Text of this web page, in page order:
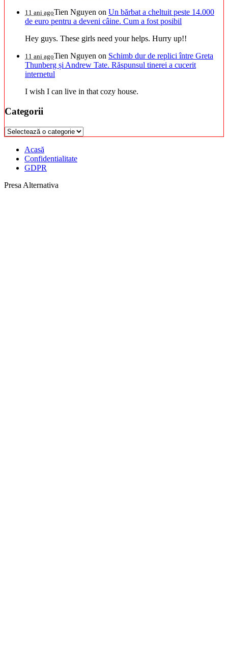
11 ani agoTien Nguyen on Un bărbat a cheltuit peste 14.000
de euro pentru a deveni câine. Cum a fost posibil
Hey guys. These girls need your helps. Hurry up!!
11 ani agoTien Nguyen on Schimb dur de replici între Greta
Thunberg și Andrew Tate. Răspunsul tinerei a cucerit
internetul
I wish I can live in that cozy house.
Categorii
Categorii
Acasă
Confidentialitate
GDPR
Presa Alternativa